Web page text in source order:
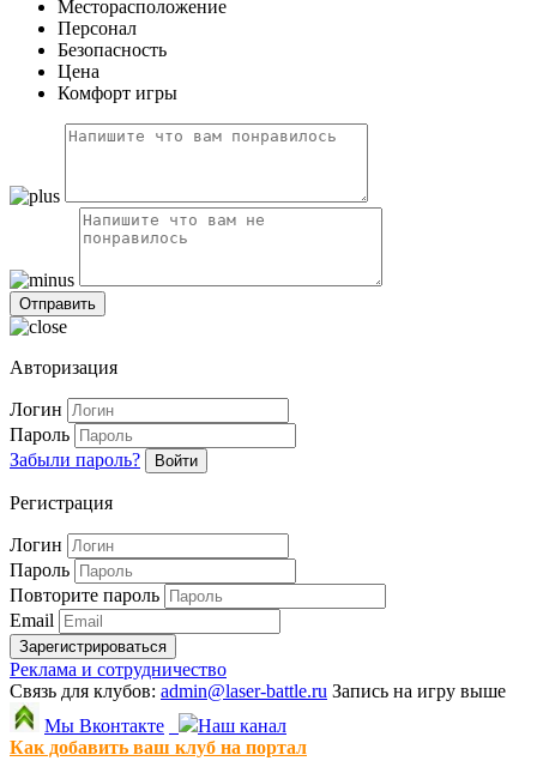
Месторасположение
Персонал
Безопасность
Цена
Комфорт игры
Авторизация
Логин
Пароль
Забыли пароль?
Войти
Регистрация
Логин
Пароль
Повторите пароль
Email
Зарегистрироваться
Реклама и сотрудничество
Связь для клубов: admin@laser-battle.ru Запись на игру выше
Мы Вконтакте
Наш канал
Как добавить ваш клуб на портал